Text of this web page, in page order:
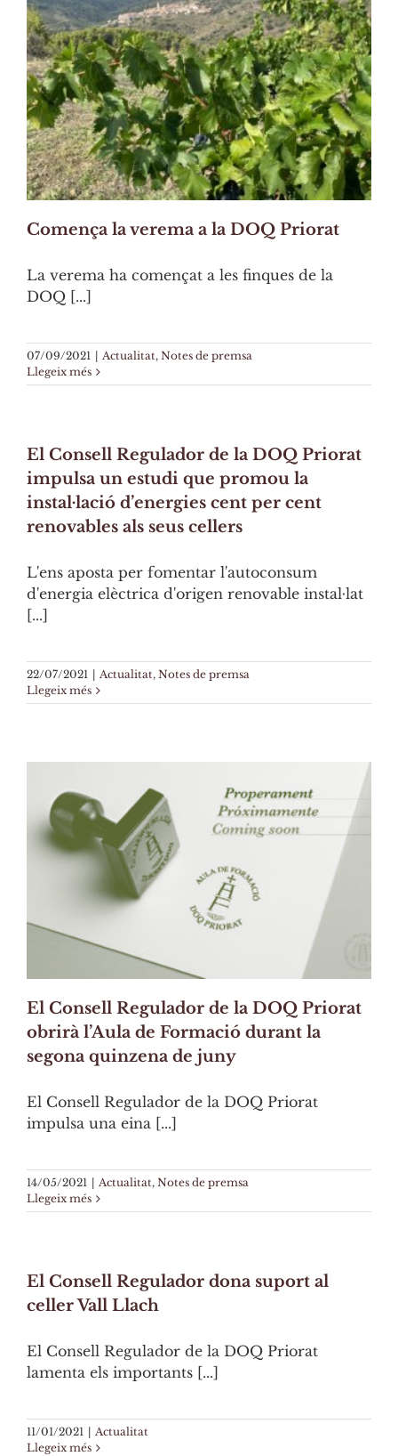
Comença la verema a la DOQ Priorat
La verema ha començat a les finques de la
DOQ [...]
07/09/2021 | Actualitat, Notes de premsa
Llegeix més
El Consell Regulador de la DOQ Priorat
impulsa un estudi que promou la
instal·lació d’energies cent per cent
renovables als seus cellers
L'ens aposta per fomentar l'autoconsum
d'energia elèctrica d'origen renovable instal·lat
[...]
22/07/2021 | Actualitat, Notes de premsa
Llegeix més
El Consell Regulador de la DOQ Priorat
obrirà l’Aula de Formació durant la
segona quinzena de juny
El Consell Regulador de la DOQ Priorat
impulsa una eina [...]
14/05/2021 | Actualitat, Notes de premsa
Llegeix més
El Consell Regulador dona suport al
celler Vall Llach
El Consell Regulador de la DOQ Priorat
lamenta els importants [...]
11/01/2021 | Actualitat
Llegeix més